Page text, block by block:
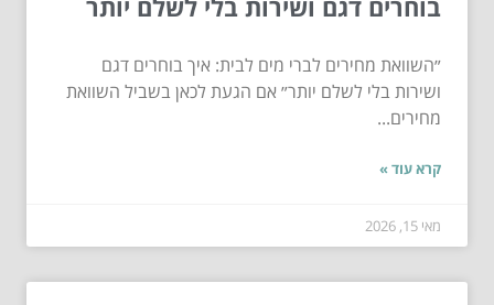
״השוואת מחירים לברי מים לבית: איך בוחרים דגם
ושירות בלי לשלם יותר״ אם הגעת לכאן בשביל השוואת
מחירים...
קרא עוד »
מאי 15, 2026